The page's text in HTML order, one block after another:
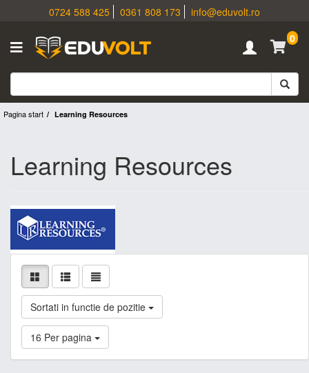
0724 588 425 0361 808 173
info@eduvolt.ro
0
Pagina start Learning Resources
Learning Resources
Sortati in functie de pozitie
16 Per pagina